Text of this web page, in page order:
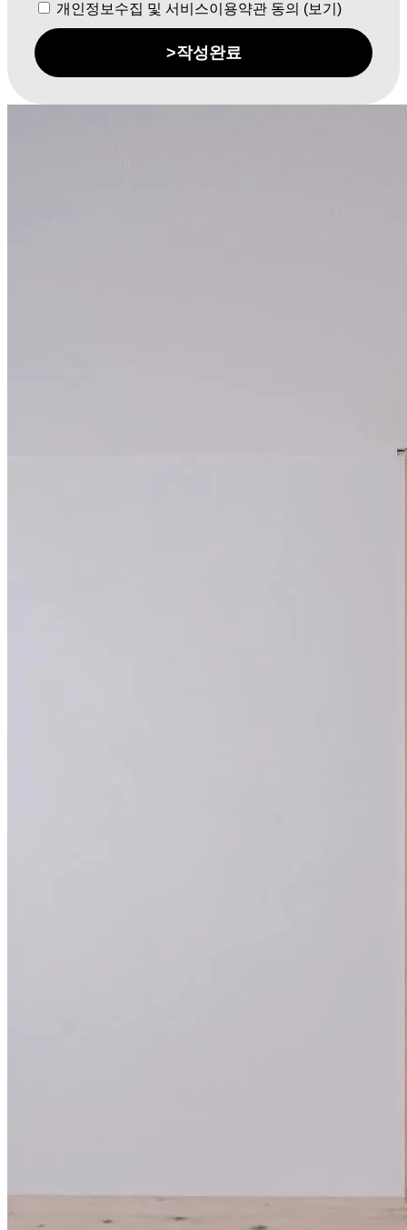
개인정보수집 및 서비스이용약관 동의 (보기)
>작성완료